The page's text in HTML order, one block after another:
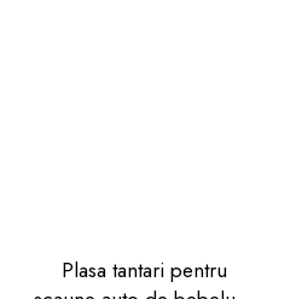
Plasa tantari pentru